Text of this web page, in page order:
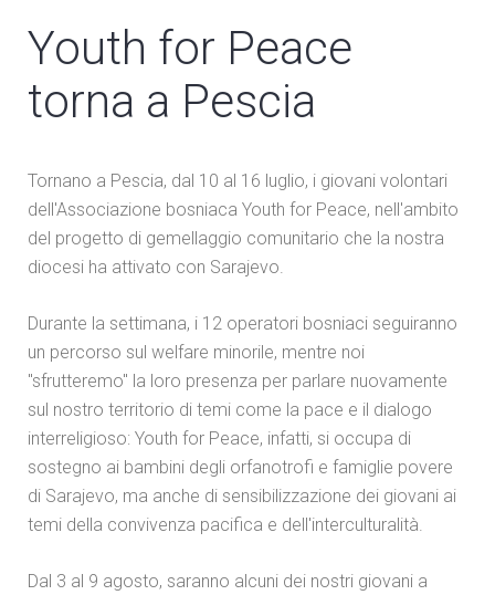
Youth for Peace
torna a Pescia
Tornano a Pescia, dal 10 al 16 luglio, i giovani volontari
dell'Associazione bosniaca Youth for Peace, nell'ambito
del progetto di gemellaggio comunitario che la nostra
diocesi ha attivato con Sarajevo.
Durante la settimana, i 12 operatori bosniaci seguiranno
un percorso sul welfare minorile, mentre noi
"sfrutteremo" la loro presenza per parlare nuovamente
sul nostro territorio di temi come la pace e il dialogo
interreligioso: Youth for Peace, infatti, si occupa di
sostegno ai bambini degli orfanotrofi e famiglie povere
di Sarajevo, ma anche di sensibilizzazione dei giovani ai
temi della convivenza pacifica e dell'interculturalità.
Dal 3 al 9 agosto, saranno alcuni dei nostri giovani a